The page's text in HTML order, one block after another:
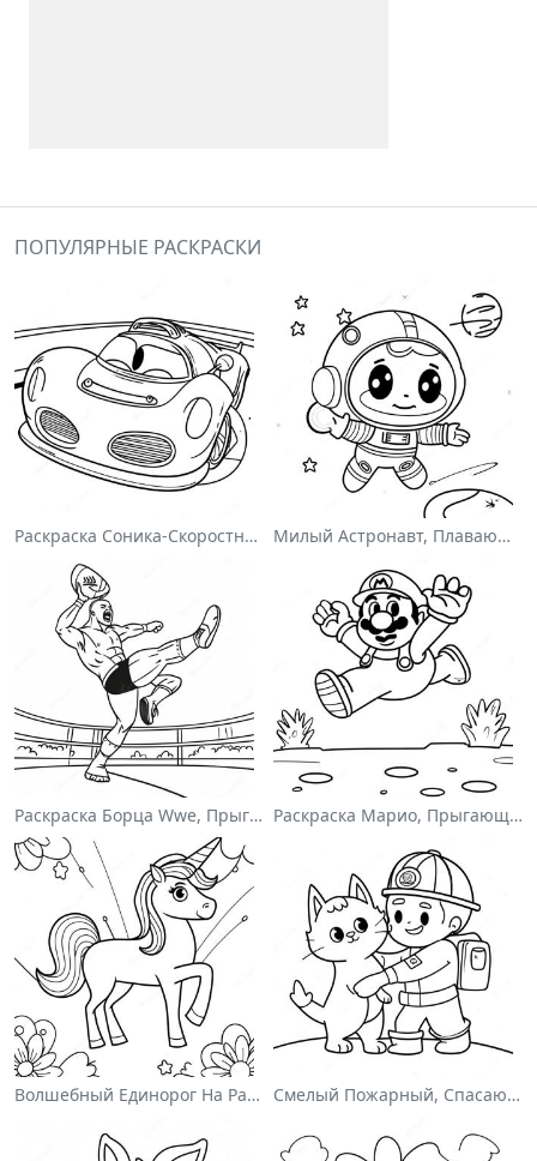
ПОПУЛЯРНЫЕ РАСКРАСКИ
Раскраска Соника-Скоростного Гонщика Милый Астронавт, Плавающий В Космосе На Раскраске
Раскраска Борца Wwe, Прыгающего На Соперника Раскраска Марио, Прыгающего Через Гумбасов
Волшебный Единорог На Раскраске С Радугой Смелый Пожарный, Спасающий Кота Раскраска